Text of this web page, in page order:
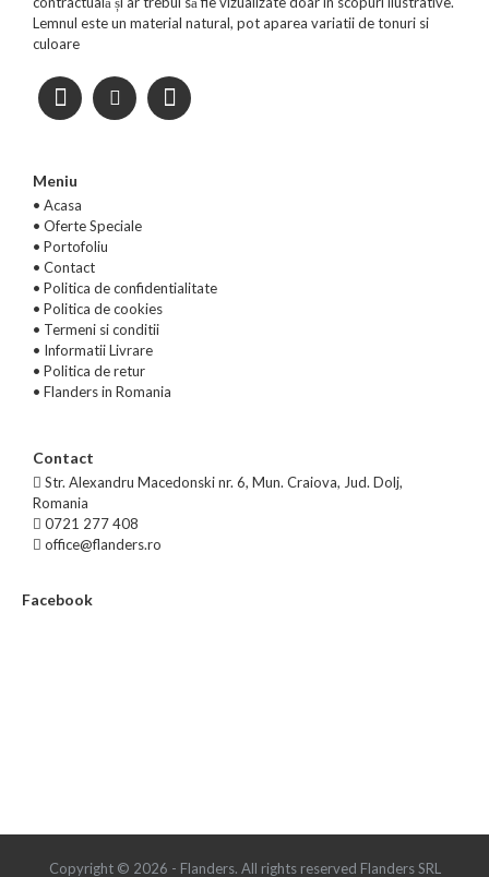
Lemnul este un material natural, pot aparea variatii de tonuri si
culoare
Meniu
• Acasa
• Oferte Speciale
• Portofoliu
• Contact
• Politica de confidentialitate
• Politica de cookies
• Termeni si conditii
• Informatii Livrare
• Politica de retur
• Flanders in Romania
Contact
Str. Alexandru Macedonski nr. 6, Mun. Craiova, Jud. Dolj,
Romania
0721 277 408
office@flanders.ro
Facebook
Copyright © 2026 - Flanders. All rights reserved Flanders SRL